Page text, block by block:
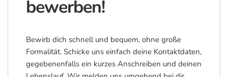
bewerben!
Bewirb dich schnell und bequem, ohne große
Formalität. Schicke uns einfach deine Kontaktdaten,
gegebenenfalls ein kurzes Anschreiben und deinen